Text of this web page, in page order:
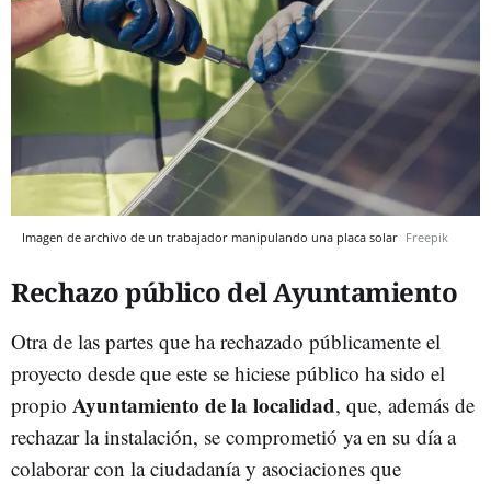
Imagen de archivo de un trabajador manipulando una placa solar Freepik
Rechazo público del Ayuntamiento
Otra de las partes que ha rechazado públicamente el
proyecto desde que este se hiciese público ha sido el
propio Ayuntamiento de la localidad, que, además de
rechazar la instalación, se comprometió ya en su día a
colaborar con la ciudadanía y asociaciones que